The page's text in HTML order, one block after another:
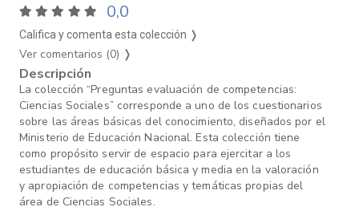
0,0
Califica y comenta esta colección ❭
Ver comentarios (0) ❭
Descripción
La colección “Preguntas evaluación de competencias:
Ciencias Sociales” corresponde a uno de los cuestionarios
sobre las áreas básicas del conocimiento, diseñados por el
Ministerio de Educación Nacional. Esta colección tiene
como propósito servir de espacio para ejercitar a los
estudiantes de educación básica y media en la valoración
y apropiación de competencias y temáticas propias del
área de Ciencias Sociales.